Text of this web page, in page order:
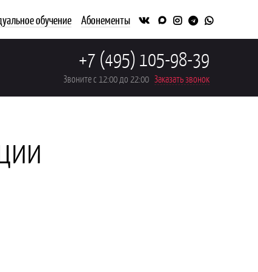
обучение Абонементы
+7 (495) 105-98-39
Звоните с 12:00 до 22:00 Заказать звонок